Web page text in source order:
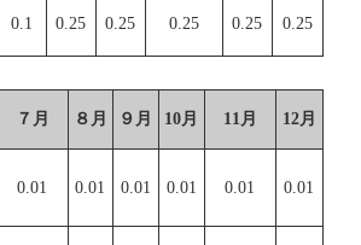
0.1 0.25 0.25 0.25 0.25 0.25
７月 ８月 ９月 10月 11月 12月
0.01
0.01 0.01 0.01 0.01
0.01